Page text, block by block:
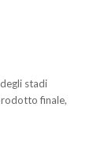
stadi
finale,